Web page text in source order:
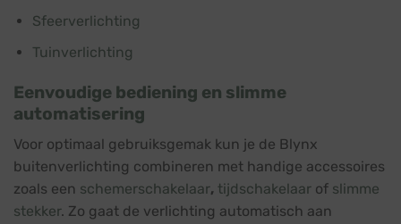
Sfeerverlichting
Tuinverlichting
Eenvoudige bediening en slimme
automatisering
Voor optimaal gebruiksgemak kun je de Blynx
buitenverlichting combineren met handige accessoires
zoals een schemerschakelaar, tijdschakelaar of slimme
stekker. Zo gaat de verlichting automatisch aan